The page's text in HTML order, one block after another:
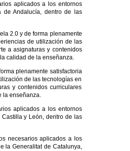
aplicados a los entornos
de Andalucía, dentro de las
2.0 y de forma plenamente
de utilización de las
a asignaturas y contenidos
calidad de la enseñanza.
plenamente satisfactoria
de las tecnologías en
y contenidos curriculares
la enseñanza.
aplicados a los entornos
y León, dentro de las
necesarios aplicados a los
la Generalitat de Catalunya,